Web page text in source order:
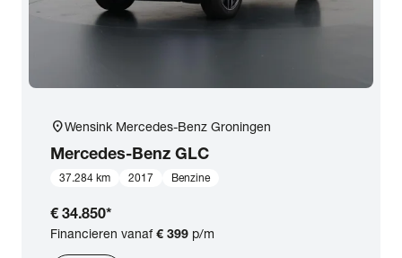
location_onWensink Mercedes-Benz Groningen
Mercedes-Benz GLC
37.284 km 2017 Benzine
€ 34.850*
Financieren vanaf€ 399 p/m